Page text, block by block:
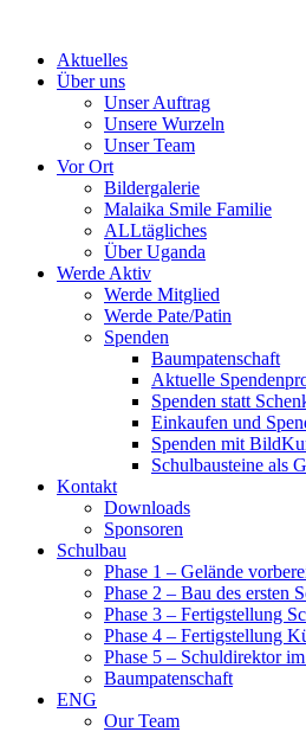
contentAktuelles
Über uns
Unser Auftrag
Unsere Wurzeln
Unser Team
Vor Ort
Bildergalerie
Malaika Smile Familie
ALLtägliches
Über Uganda
Werde Aktiv
Werde Mitglied
Werde Pate/Patin
Spenden
Baumpatenschaft
Aktuelle
Spenden statt
Einkaufen und
Spenden mit
Schulbausteine als
Kontakt
Downloads
Sponsoren
Schulbau
Phase 1 – Gelände
Phase 2 – Bau des ersten
Phase 3 – Fertigstellung
Phase 4 – Fertigstellung
Phase 5 – Schuldirektor
Baumpatenschaft
ENG
Our Team